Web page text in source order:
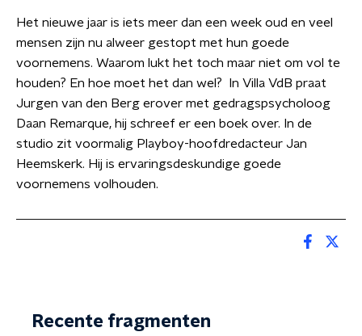
Het nieuwe jaar is iets meer dan een week oud en veel
mensen zijn nu alweer gestopt met hun goede
voornemens. Waarom lukt het toch maar niet om vol te
houden? En hoe moet het dan wel? In Villa VdB praat
Jurgen van den Berg erover met gedragspsycholoog
Daan Remarque, hij schreef er een boek over. In de
studio zit voormalig Playboy-hoofdredacteur Jan
Heemskerk. Hij is ervaringsdeskundige goede
voornemens volhouden.
Recente fragmenten